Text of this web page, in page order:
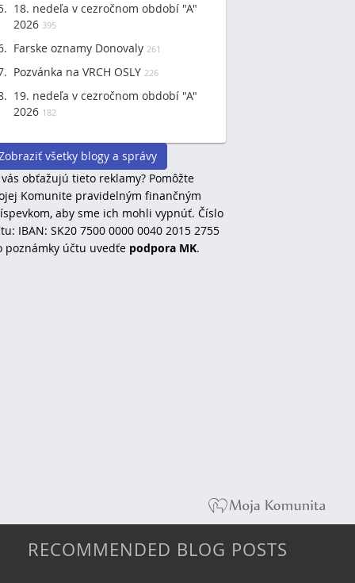
18. nedeľa v cezročnom období "A"
2026 395
Farske oznamy Donovaly 261
Pozvánka na VRCH OSLY 226
19. nedeľa v cezročnom období "A"
2026 182
všetky blogy a správy
obťažujú tieto reklamy? Pomôžte
Komunite pravidelným finančným
aby sme ich mohli vypnúť. Číslo
IBAN: SK20 7500 0000 0040 2015 2755
poznámky účtu uvedťe podpora MK.
RECOMMENDED BLOG POSTS